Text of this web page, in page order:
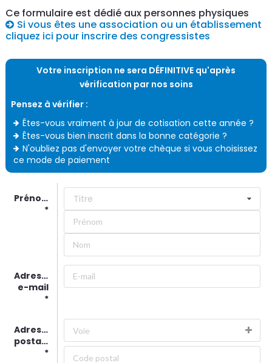
Ce formulaire est dédié aux personnes physiques
Si vous êtes une association ou un établissement
cliquez ici pour inscrire des congressistes
Votre inscription ne sera DÉFINITIVE qu'après
vérification par nos soins
Pensez à vérifier :
Êtes-vous vraiment à jour de cotisation cette année ?
Êtes-vous bien inscrit dans la bonne catégorie ?
N'oubliez pas d'envoyer votre chèque si vous choisissez
ce mode de paiement
Prénom/Nom Titre
Adresse
e-mail
Adresse
postale